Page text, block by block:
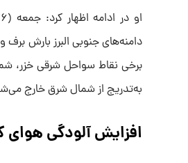
برخی نقاط سواحل شرقی خزر،
به‌تدریج از شمال شرق خارج
افزایش آلودگی هوای